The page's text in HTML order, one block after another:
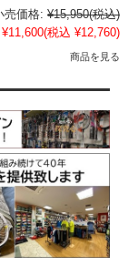
売価格: ¥15,950(税込)
¥11,600(税込 ¥12,760)
商品を見る